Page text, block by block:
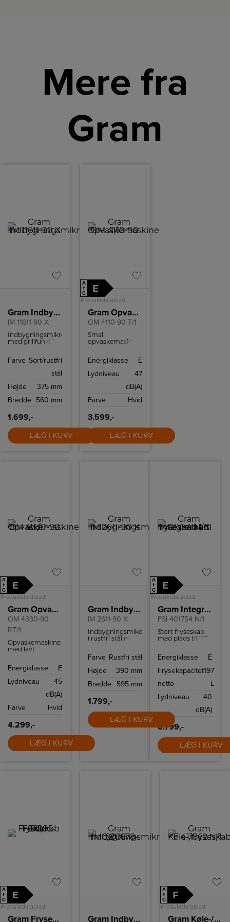
Mere fra
Gram
Gram Indbygningsmikroovn
IM 11611-90 X
Indbygningsmikroovn
med grillfunktion
Farve Sort/rustfri
stål
Højde
375 mm
Bredde
560 mm
1.699,-
LÆG I KURV
A
↑
G
E
Produktdatablad
Gram Opvaskemaskine
OM 4110-90 T/1
Smal
opvaskemaskine
program og
Energiklasse
E
Lydniveau
47
dB(A)
Farve
Hvid
3.599,-
LÆG I KURV
A
↑
G
E
Produktdatablad
Gram Opvaskemaskine
OM 4330-90
RT/1
Opvaskemaskine
med lavt
program,
og TurboDrying.
Energiklasse
E
Lydniveau
45
dB(A)
Farve
Hvid
4.299,-
LÆG I KURV
Gram Indbygningsmikroovn
IM 2611-90 X
Indbygningsmikorovn
i rustfri stål med
ovnfunktioner.
Farve Rustfri stål
Højde
390 mm
Bredde
595 mm
1.799,-
LÆG I KURV
A
↑
G
E
Produktdatablad
Gram Integrerbart fryseskab
FSI 401754 N/1
Stort fryseskab
med plads til 197
selvafrimning
tænke på at
Energiklasse
E
Frysekapacitet
netto
197
L
Lydniveau
40
dB(A)
6.799,-
LÆG I KURV
A
↑
G
E
Produktdatablad
Gram Fryseskab Gram Indbygningsmikroovn
A
↑
G
F
Produktdatablad
Gram Køle-/fryseskab